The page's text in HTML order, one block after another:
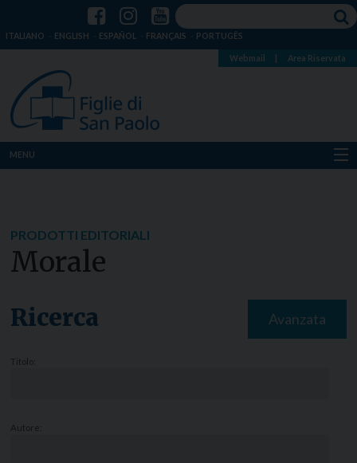
ITALIANO ENGLISH ESPAÑOL FRANÇAIS PORTUGÊS
Webmail Area Riservata
MENU
Notizie
PRODOTTI EDITORIALI
Morale
Ricerca Avanzata
Titolo:
Autore: